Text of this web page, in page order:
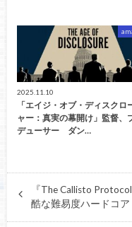
2025.11.10
「エイジ・オブ・ディスクロ
ャー：真実の幕開け」監督、
デューサー ダン…
『The Callisto
酷な難易度ハードコア